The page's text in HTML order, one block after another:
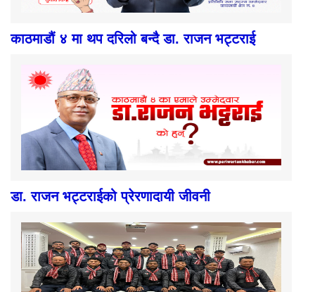
काठमाडौं ४ मा थप दरिलो बन्दै डा. राजन भट्टराई
डा. राजन भट्टराईको प्रेरणादायी जीवनी